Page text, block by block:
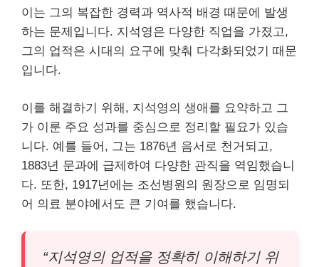
이는 그의 복잡한 경력과 역사적 배경 때문에 발생
하는 문제입니다. 지석영은 다양한 직업을 가졌고,
그의 업적은 시대의 요구에 맞춰 다각화되었기 때문
입니다.
이를 해결하기 위해, 지석영의 생애를 요약하고 그
가 이룬 주요 성과를 중심으로 정리할 필요가 있습
니다. 예를 들어, 그는 1876년 음서로 천거되고,
1883년 문과에 급제하여 다양한 관직을 역임했습니
다. 또한, 1917년에는 조선병원의 원장으로 임명되
어 의료 분야에서도 큰 기여를 했습니다.
“지석영의 업적을 정확히 이해하기 위